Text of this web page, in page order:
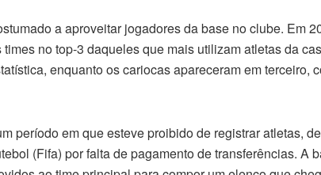
a aproveitar jogadores da base no clube. Em
no top-3 daqueles que mais utilizam atletas da
enquanto os cariocas apareceram em terceiro,
período em que esteve proibido de registrar atletas,
(Fifa) por falta de pagamento de transferências. A